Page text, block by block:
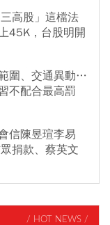
高股」這檔法
45K，台股明開
圍、交通異動…
不配合最高罰
信陳昱瑄李易
捐款、蔡英文
/ HOT NEWS /